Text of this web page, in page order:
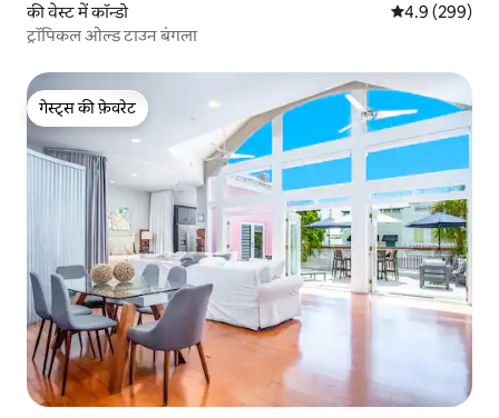
की वेस्ट में कॉन्डो औसत रेटिंग 5 में
4.9 (299)
ट्रॉपिकल ओल्ड टाउन बंगला
गेस्ट्स की फ़ेवरेट
गेस्ट्स की फ़ेवरेट